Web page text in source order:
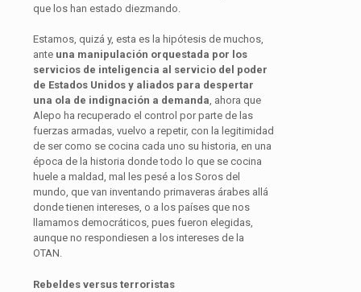
que los han estado diezmando.
Estamos, quizá y, esta es la hipótesis de muchos,
ante una manipulación orquestada por los
servicios de inteligencia al servicio del poder
de Estados Unidos y aliados para despertar
una ola de indignación a demanda, ahora que
Alepo ha recuperado el control por parte de las
fuerzas armadas, vuelvo a repetir, con la legitimidad
de ser como se cocina cada uno su historia, en una
época de la historia donde todo lo que se cocina
huele a maldad, mal les pesé a los Soros del
mundo, que van inventando primaveras árabes allá
donde tienen intereses, o a los países que nos
llamamos democráticos, pues fueron elegidas,
aunque no respondiesen a los intereses de la
OTAN.
Rebeldes versus terroristas